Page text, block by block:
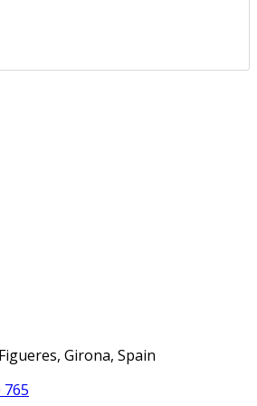
Girona, Spain
765